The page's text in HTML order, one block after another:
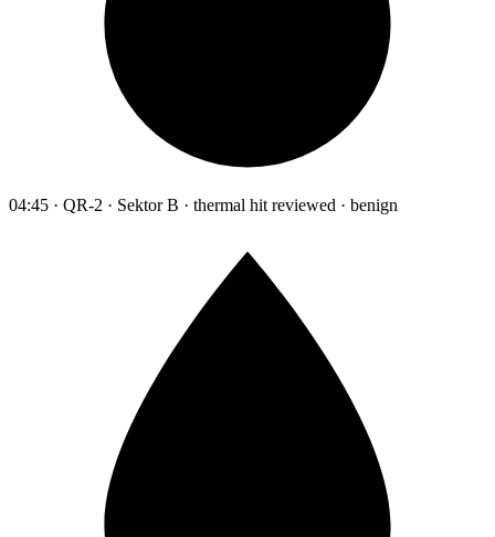
04:45 · QR-2 · Sektor B · thermal hit reviewed · benign